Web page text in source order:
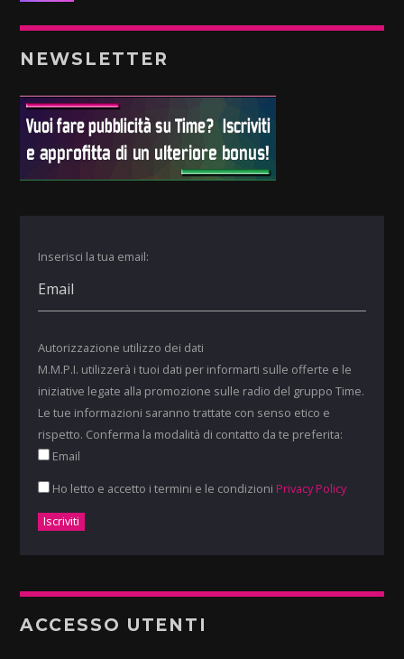
NEWSLETTER
Inserisci la tua email:
Autorizzazione utilizzo dei dati
M.M.P.I. utilizzerà i tuoi dati per informarti sulle offerte e le
iniziative legate alla promozione sulle radio del gruppo Time.
Le tue informazioni saranno trattate con senso etico e
rispetto. Conferma la modalità di contatto da te preferita:
Email
Ho letto e accetto i termini e le condizioni Privacy Policy
ACCESSO UTENTI